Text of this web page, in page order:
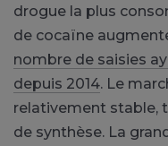
drogue la plus
de cocaïne
nombre de saisies
depuis 2014. Le
relativement stable,
de synthèse. La